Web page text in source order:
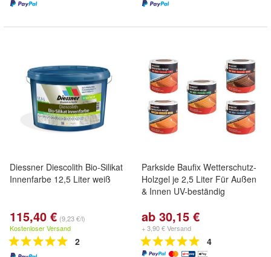
Diessner Diescolith Bio-Silikat
Innenfarbe 12,5 Liter weiß
115,40 € (9,23 €/l)
Kostenloser Versand
2
Parkside Baufix Wetterschutz-
Holzgel je 2,5 Liter Für Außen
& Innen UV-beständig
ab 30,15 €
+ 3,90 € Versand
4